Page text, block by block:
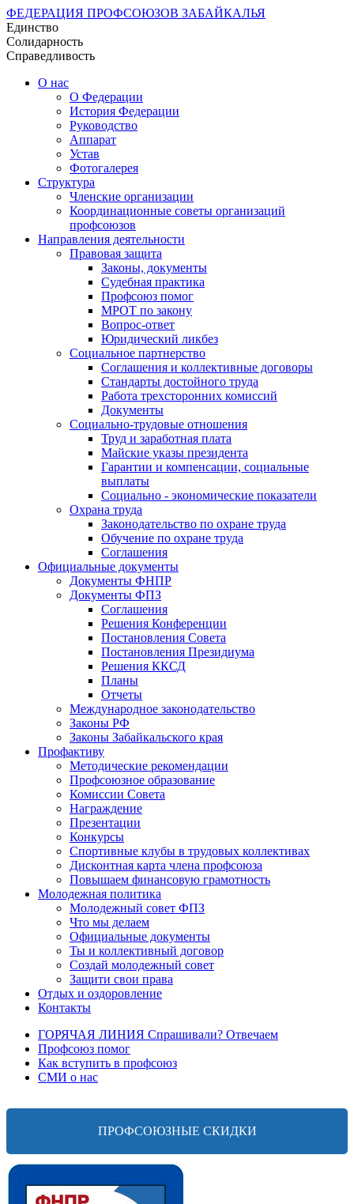
ФЕДЕРАЦИЯ ПРОФСОЮЗОВ ЗАБАЙКАЛЬЯ
Единство
Солидарность
Справедливость
О нас
О Федерации
История Федерации
Руководство
Аппарат
Устав
Фотогалерея
Структура
Членские организации
Координационные советы организаций
профсоюзов
Направления деятельности
Правовая защита
Законы, документы
Судебная практика
Профсоюз помог
МРОТ по закону
Вопрос-ответ
Юридический ликбез
Социальное партнерство
Соглашения и коллективные договоры
Стандарты достойного труда
Работа трехсторонних комиссий
Документы
Социально-трудовые отношения
Труд и заработная плата
Майские указы президента
Гарантии и компенсации, социальные
выплаты
Социально - экономические показатели
Охрана труда
Законодательство по охране труда
Обучение по охране труда
Соглашения
Официальные документы
Документы ФНПР
Документы ФПЗ
Соглашения
Решения Конференции
Постановления Совета
Постановления Президиума
Решения ККСД
Планы
Отчеты
Международное законодательство
Законы РФ
Законы Забайкальского края
Профактиву
Методические рекомендации
Профсоюзное образование
Комиссии Совета
Награждение
Презентации
Конкурсы
Спортивные клубы в трудовых коллективах
Дисконтная карта члена профсоюза
Повышаем финансовую грамотность
Молодежная политика
Молодежный совет ФПЗ
Что мы делаем
Официальные документы
Ты и коллективный договор
Создай молодежный совет
Защити свои права
Отдых и оздоровление
Контакты
ГОРЯЧАЯ ЛИНИЯ Спрашивали? Отвечаем
Профсоюз помог
Как вступить в профсоюз
СМИ о нас
ПРОФСОЮЗНЫЕ СКИДКИ